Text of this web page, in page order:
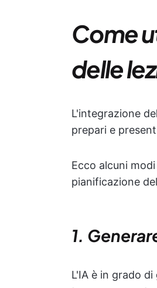
Come
delle
L'integrazione
prepari e
Ecco alcuni
pianificazione
1.
L'IA è in grado